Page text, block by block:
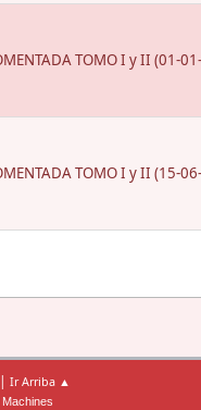
TOMO I y II (01-
TOMO I y II (15-
| Ir Arriba ▲
Machines